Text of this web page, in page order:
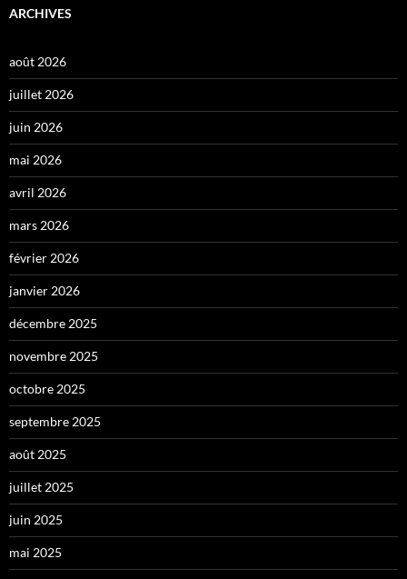
ARCHIVES
août 2026
juillet 2026
juin 2026
mai 2026
avril 2026
mars 2026
février 2026
janvier 2026
décembre 2025
novembre 2025
octobre 2025
septembre 2025
août 2025
juillet 2025
juin 2025
mai 2025